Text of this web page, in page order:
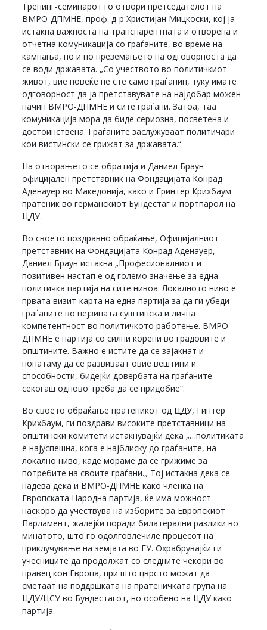
Тренинг-семинарот го отвори претседателот на
ВМРО-ДПМНЕ, проф. д-р Христијан Мицкоски, кој ја
истакна важноста на транспарентната и отворена и
отчетна комуникација со граѓаните, во време на
кампања, но и по преземањето на одговорноста да
се води државата. „Со учеството во политичкиот
живот, вие повеќе не сте само граѓанин, туку имате
одговорност да ја претставувате на најдобар можен
начин ВМРО-ДПМНЕ и сите граѓани. Затоа, таа
комуникација мора да биде сериозна, посветена и
достоинствена. Граѓаните заслужуваат политичари
кои вистински се грижат за државата.“
На отворањето се обратија и Даниел Браун
официјален претставник на Фондацијата Конрад
Аденауер во Македонија, како и Гринтер Крихбаум
пратеник во германскиот Бундестаг и портпарол на
ЦДУ.
Во своето поздравно обраќање, Официјалниот
претставник на Фондацијата Конрад Аденауер,
Даниел Браун истакна „Професионалниот и
позитивен настап е од големо значење за една
политичка партија на сите нивоа. Локалното ниво е
првата визит-карта на една партија за да ги убеди
граѓаните во нејзината суштинска и лична
компетентност во политичкото работење. ВМРО-
ДПМНЕ е партија со силни корени во градовите и
општините. Важно е истите да се зајакнат и
понатаму да се развиваат овие вештини и
способности, бидејќи довербата на граѓаните
секогаш одново треба да се придобие“.
Во своето обраќање пратеникот од ЦДУ, Гинтер
Крихбаум, ги поздрави високите претставници на
општински комитети истакнувајќи дека „…политиката
е најуспешна, кога е најблиску до граѓаните, на
локално ниво, каде мораме да се грижиме за
потребите на своите граѓани.„ Тој истакна дека се
надева дека и ВМРО-ДПМНЕ како членка на
Европската Народна партија, ќе има можност
наскоро да учествува на изборите за Европскиот
Парламент, жалејќи поради билатерални разлики во
минатото, што го одолговлечиле процесот на
приклучување на земјата во ЕУ. Охрабрувајќи ги
учесниците да продолжат со следните чекори во
правец кон Европа, при што цврсто можат да
сметаат на поддршката на пратеничката група на
ЦДУ/ЦСУ во Бундестагот, но особено на ЦДУ како
партија.